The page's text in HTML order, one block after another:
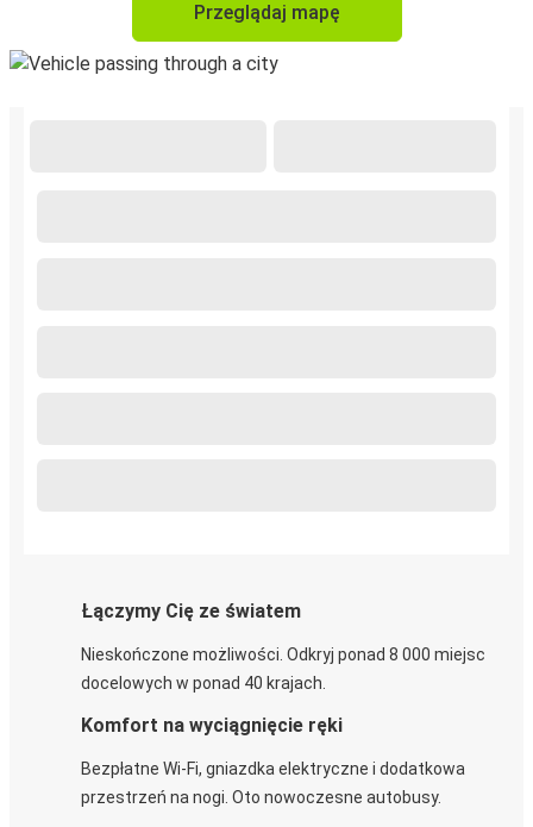
Przeglądaj mapę
Łączymy Cię ze światem
Nieskończone możliwości. Odkryj ponad 8 000 miejsc
docelowych w ponad 40 krajach.
Komfort na wyciągnięcie ręki
Bezpłatne Wi-Fi, gniazdka elektryczne i dodatkowa
przestrzeń na nogi. Oto nowoczesne autobusy.